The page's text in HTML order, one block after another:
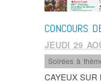
CONCOURS
JEUDI 29
Soirées à
CAYEUX